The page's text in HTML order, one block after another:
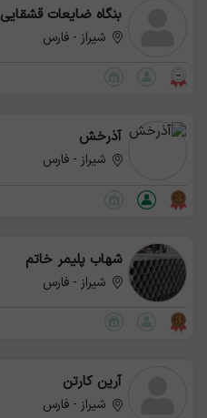
بنگاه ضایعات قشقایی
شیراز - فارس
آذرخش
شیراز - فارس
شهاب پلیمر خاتم
شیراز - فارس
آرین کارتن
شیراز - فارس